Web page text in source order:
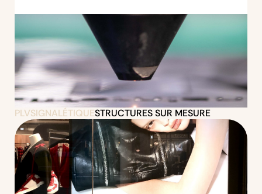
PLVSIGNALÉTIQUESTRUCTURES SUR MESURE